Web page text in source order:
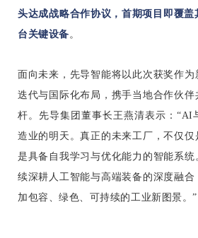
头达成战略合作协议，首期项目即覆盖
台关键设备。
面向未来，先导智能将以此次获奖作
迭代与国际化布局，携手当地合作伙
杆。先导集团董事长王燕清表示：“AI
造业的明天。真正的未来工厂，不仅
是具备自我学习与优化能力的智能系
续深耕人工智能与高端装备的深度融
加包容、绿色、可持续的工业新图景。”